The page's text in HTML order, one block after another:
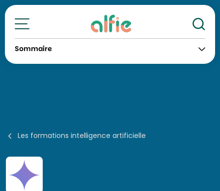
Toutes nos formations
Sommaire
Les formations intelligence artificielle